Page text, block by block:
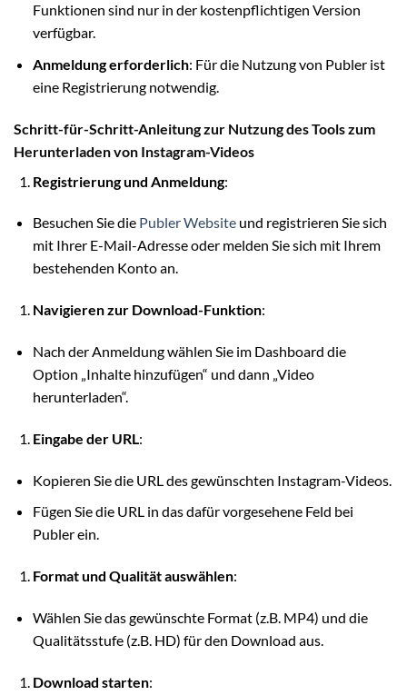
Funktionen sind nur in der kostenpflichtigen Version
verfügbar.
Anmeldung erforderlich: Für die Nutzung von Publer ist
eine Registrierung notwendig.
Schritt-für-Schritt-Anleitung zur Nutzung des Tools zum
Herunterladen von Instagram-Videos
Registrierung und Anmeldung:
Besuchen Sie die Publer Websiteund registrieren Sie sich
mit Ihrer E-Mail-Adresse oder melden Sie sich mit Ihrem
bestehenden Konto an.
Navigieren zur Download-Funktion:
Nach der Anmeldung wählen Sie im Dashboard die
Option „Inhalte hinzufügen“ und dann „Video
herunterladen“.
Eingabe der URL :
Kopieren Sie die URL des gewünschten Instagram-Videos.
Fügen Sie die URL in das dafür vorgesehene Feld bei
Publer ein.
Format und Qualität auswählen:
Wählen Sie das gewünschte Format (z.B. MP4) und die
Qualitätsstufe (z.B. HD) für den Download aus.
Download starten: